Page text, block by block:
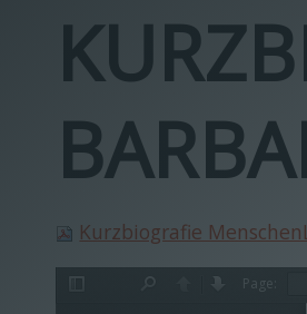
Kurzbiografie
Page: